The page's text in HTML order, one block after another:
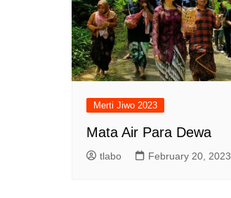
Merti Jiwo 2023
Mata Air Para Dewa
tlabo February 20, 2023